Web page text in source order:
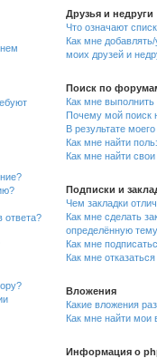
ответа?
Друзья и недруги
Что означают
Как мне
моих друзей и
Поиск по
Как мне
Почему мой поиск
В результате
Как мне найти
Как мне найти
Подписки и
Чем закладки
Как мне сделать
определённую
Как мне
Как мне
Вложения
Какие вложения
Как мне найти мои
Информация о